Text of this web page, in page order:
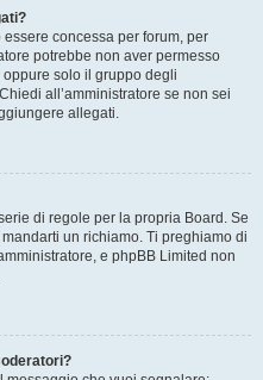
concessa per forum, per
potrebbe non aver permesso
solo il gruppo degli
all’amministratore se non sei
allegati.
di regole per la propria Board. Se
un richiamo. Ti preghiamo di
e phpBB Limited non